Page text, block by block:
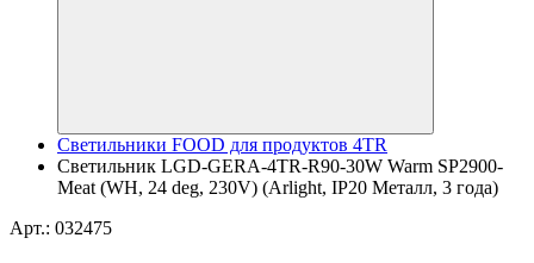
Светильники FOOD для продуктов 4TR
Светильник LGD-GERA-4TR-R90-30W Warm SP2900-
Meat (WH, 24 deg, 230V) (Arlight, IP20 Металл, 3 года)
Арт.: 032475